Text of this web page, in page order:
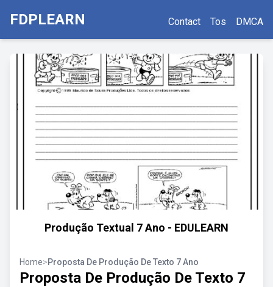
FDPLEARN Contact Tos DMCA
Produção Textual 7 Ano - EDULEARN
Home>Proposta De Produção De Texto 7 Ano
Proposta De Produção De Texto 7